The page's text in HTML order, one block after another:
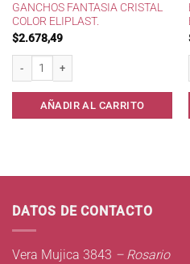
GANCHOS FANTASIA CRISTAL
COLOR ELIPLAST.
$2.678,49
Ganchos Fantasia Cristal Color Eliplast.
AÑADIR AL CARRITO
DATOS DE CONTACTO
Vera Mujica 3843 – Rosario